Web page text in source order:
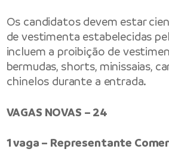
Os candidatos devem estar
de vestimenta estabelecidas
incluem a proibição de
bermudas, shorts, minissaias,
chinelos durante a entrada.
VAGAS NOVAS – 24
1 vaga – Representante